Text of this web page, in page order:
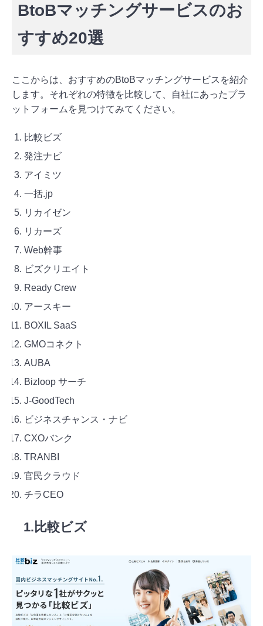
BtoBマッチングサービスのお
すすめ20選
ここからは、おすすめのBtoBマッチングサービスを紹介
します。それぞれの特徴を比較して、自社にあったプラ
ットフォームを見つけてみてください。
比較ビズ
発注ナビ
アイミツ
一括.jp
リカイゼン
リカーズ
Web幹事
ビズクリエイト
Ready Crew
アースキー
BOXIL SaaS
GMOコネクト
AUBA
Bizloop サーチ
J-GoodTech
ビジネスチャンス・ナビ
CXOバンク
TRANBI
官民クラウド
チラCEO
1.比較ビズ